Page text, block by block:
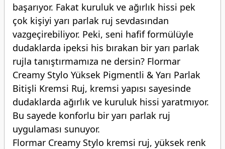
başarıyor. Fakat kuruluk ve ağırlık hissi pek
çok kişiyi yarı parlak ruj sevdasından
vazgeçirebiliyor. Peki, seni hafif formülüyle
dudaklarda ipeksi his bırakan bir yarı parlak
rujla tanıştırmamıza ne dersin? Flormar
Creamy Stylo Yüksek Pigmentli & Yarı Parlak
Bitişli Kremsi Ruj, kremsi yapısı sayesinde
dudaklarda ağırlık ve kuruluk hissi yaratmıyor.
Bu sayede konforlu bir yarı parlak ruj
uygulaması sunuyor.
Flormar Creamy Stylo kremsi ruj, yüksek renk